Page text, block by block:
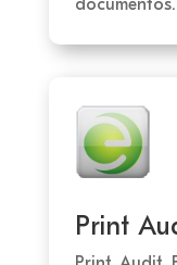
documentos.
Print